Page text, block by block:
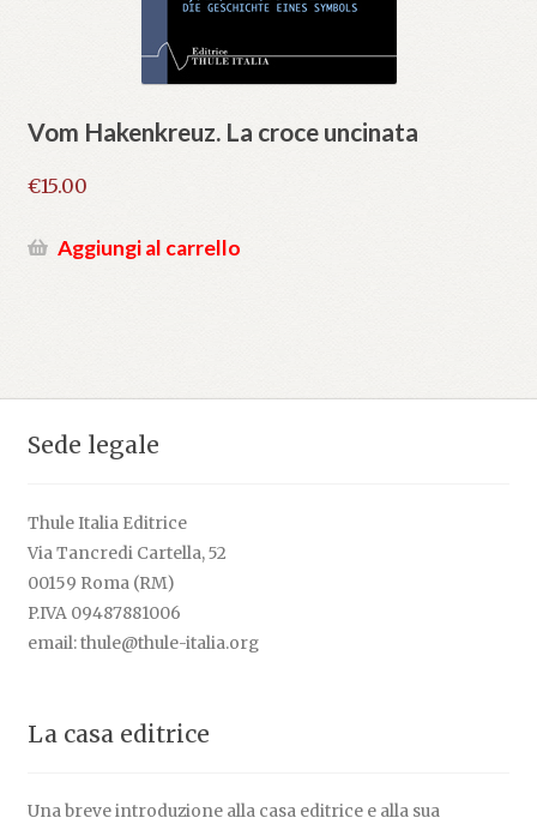
Vom Hakenkreuz. La croce uncinata
€15.00
Aggiungi al carrello
Sede legale
Thule Italia Editrice
Via Tancredi Cartella, 52
00159 Roma (RM)
P.IVA 09487881006
email: thule@thule-italia.org
La casa editrice
Una breve introduzione alla casa editrice e alla sua